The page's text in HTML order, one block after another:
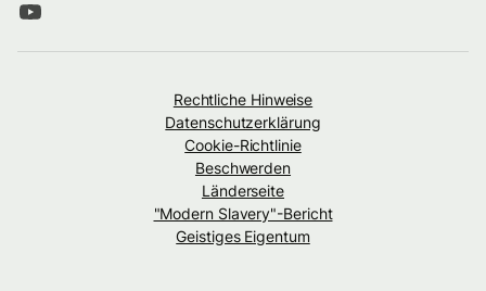
Rechtliche Hinweise
Datenschutzerklärung
Cookie-Richtlinie
Beschwerden
Länderseite
"Modern Slavery"-Bericht
Geistiges Eigentum